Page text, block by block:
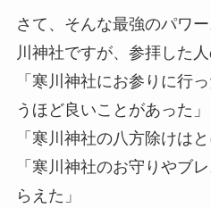
さて、そんな最強のパワ
川神社ですが、参拝した
「寒川神社にお参りに行
うほど良いことがあった」
「寒川神社の八方除けは
「寒川神社のお守りやブ
らえた」